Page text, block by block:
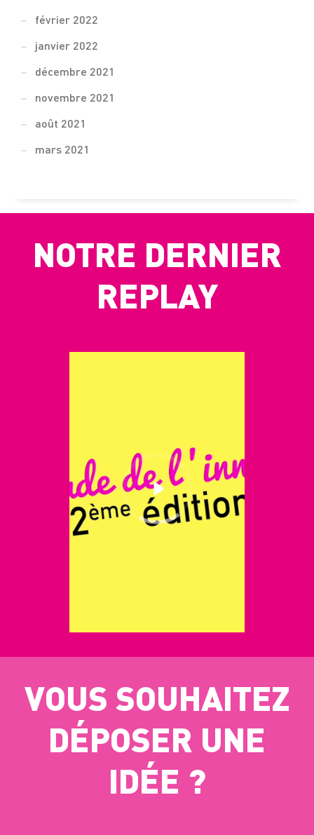
février 2022
janvier 2022
décembre 2021
novembre 2021
août 2021
mars 2021
NOTRE DERNIER
REPLAY
VOUS SOUHAITEZ
DÉPOSER UNE
IDÉE ?